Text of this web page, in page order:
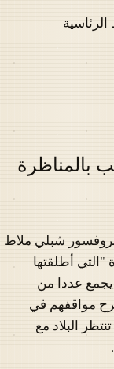
بالمناظرة
شبلي ملاط
"التي أطلقتها
عددا من
مواقفهم في
البلاد مع